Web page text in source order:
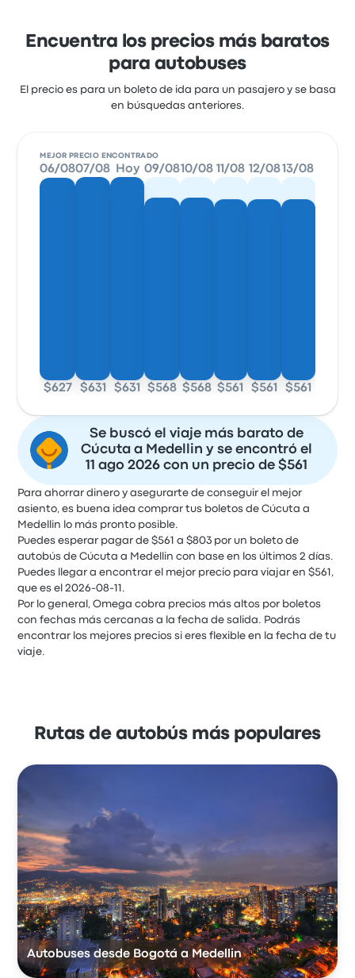
Encuentra los precios más baratos
para autobuses
El precio es para un boleto de ida para un pasajero y se basa
en búsquedas anteriores.
MEJOR PRECIO ENCONTRADO
06/08
$627
07/08
$631
Hoy
$631
09/08
$568
10/08
$568
11/08
$561
12/08
$561
13/08
$561
Se buscó el viaje más barato de
Cúcuta a Medellin y se encontró el
11 ago 2026 con un precio de $561
Para ahorrar dinero y asegurarte de conseguir el mejor
asiento, es buena idea comprar tus boletos de Cúcuta a
Medellin lo más pronto posible.
Puedes esperar pagar de $561 a $803 por un boleto de
autobús de Cúcuta a Medellin con base en los últimos 2 días.
Puedes llegar a encontrar el mejor precio para viajar en $561,
que es el 2026-08-11.
Por lo general, Omega cobra precios más altos por boletos
con fechas más cercanas a la fecha de salida. Podrás
encontrar los mejores precios si eres flexible en la fecha de tu
viaje.
Rutas de autobús más populares
Autobuses desde Bogotá a Medellin